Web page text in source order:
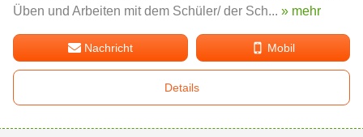
Üben und Arbeiten mit dem Schüler/ der Sch... » mehr
Nachricht Mobil
Details